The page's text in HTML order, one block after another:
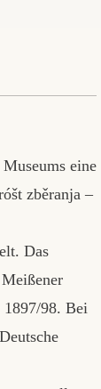
eine
zběranja –
Das
1897/98. Bei